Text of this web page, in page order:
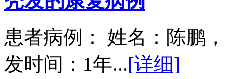
患者病例： 姓名：陈鹏
发时间：1年...[详细]